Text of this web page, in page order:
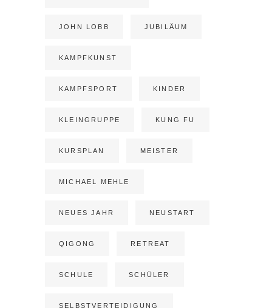
JOHN LOBB JUBILÄUM
KAMPFKUNST
KAMPFSPORT KINDER
KLEINGRUPPE KUNG FU
KURSPLAN MEISTER
MICHAEL MEHLE
NEUES JAHR NEUSTART
QIGONG RETREAT
SCHULE SCHÜLER
SELBSTVERTEIDIGUNG